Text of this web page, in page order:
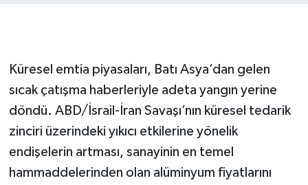
Küresel emtia piyasaları, Batı Asya’dan gelen
sıcak çatışma haberleriyle adeta yangın yerine
döndü. ABD/İsrail-İran Savaşı’nın küresel tedarik
zinciri üzerindeki yıkıcı etkilerine yönelik
endişelerin artması, sanayinin en temel
hammaddelerinden olan alüminyum fiyatlarını